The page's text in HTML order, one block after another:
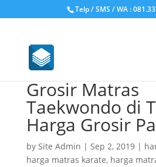
Telp / SMS / WA :
Grosir Matras
Taekwondo di
Harga Grosir
by Site Admin | Sep 2, 2019|
harga matras karate, harga